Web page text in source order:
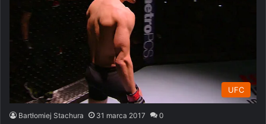
UFC
Bartłomiej Stachura 31 marca 2017 0